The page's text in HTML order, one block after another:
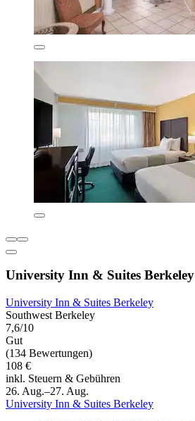
University Inn & Suites Berkeley
University Inn & Suites Berkeley
Southwest Berkeley
7,6/10
Gut
(134 Bewertungen)
108 €
inkl. Steuern & Gebühren
26. Aug.–27. Aug.
University Inn & Suites Berkeley